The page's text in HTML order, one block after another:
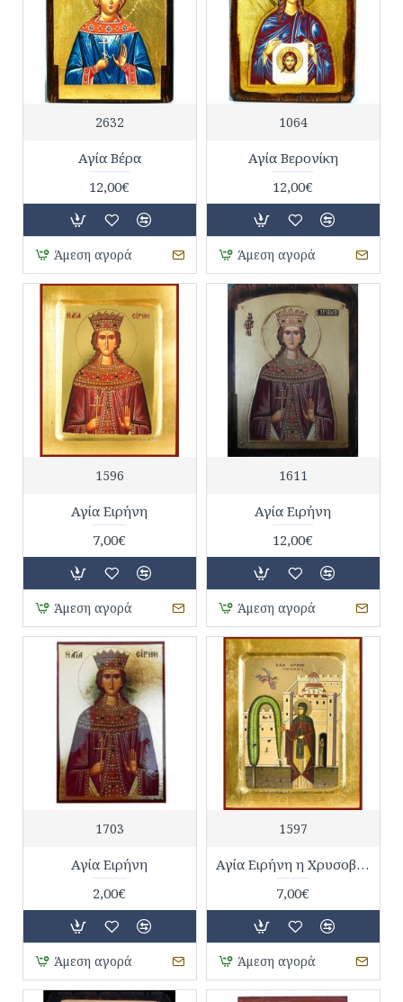
2632
Αγία Βέρα
12,00€
Άμεση αγορά
1064
Αγία Βερονίκη
12,00€
Άμεση αγορά
1596
Αγία Ειρήνη
7,00€
Άμεση αγορά
1611
Αγία Ειρήνη
12,00€
Άμεση αγορά
1703
Αγία Ειρήνη
2,00€
Άμεση αγορά
1597
Αγία Ειρήνη η Χρυσοβαλάντου
7,00€
Άμεση αγορά